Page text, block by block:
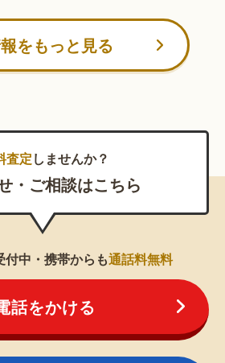
をもっと見る
査定しませんか？
・ご相談はこちら
中・携帯からも通話料無料
話をかける